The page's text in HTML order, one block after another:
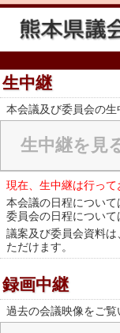
生中継
本会議及び委員会の生
生中継を見
現在、生中継は行って
本会議の日程について
委員会の日程について
議案及び委員会資料
ただけます。
録画中継
過去の会議映像をご覧